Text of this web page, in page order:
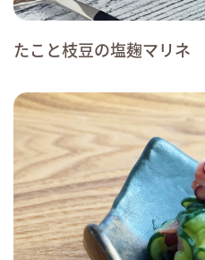
たこと枝豆の塩麹マリネ